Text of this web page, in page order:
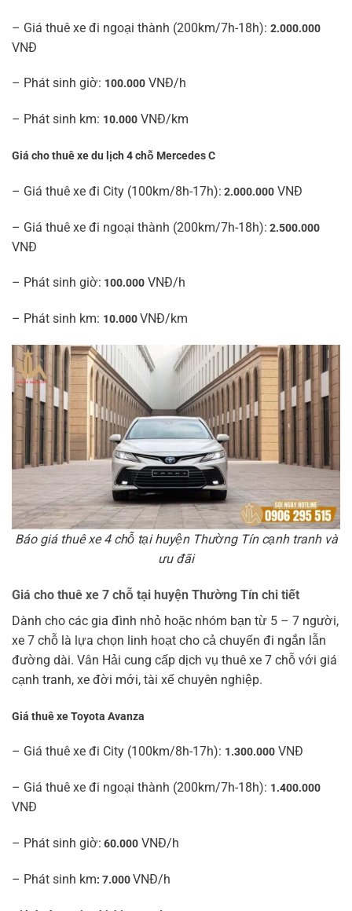
– Giá thuê xe đi ngoại thành (200km/7h-18h): 2.000.000
VNĐ
– Phát sinh giờ: 100.000 VNĐ/h
– Phát sinh km: 10.000 VNĐ/km
Giá cho thuê xe du lịch 4 chỗ Mercedes C
– Giá thuê xe đi City (100km/8h-17h): 2.000.000 VNĐ
– Giá thuê xe đi ngoại thành (200km/7h-18h): 2.500.000
VNĐ
– Phát sinh giờ: 100.000 VNĐ/h
– Phát sinh km: 10.000VNĐ/km
Báo giá thuê xe 4 chỗ tại huyện Thường Tín cạnh tranh và
ưu đãi
Giá cho thuê xe 7 chỗ tại huyện Thường Tín chi tiết
Dành cho các gia đình nhỏ hoặc nhóm bạn từ 5 – 7 người,
xe 7 chỗ là lựa chọn linh hoạt cho cả chuyến đi ngắn lẫn
đường dài. Vân Hải cung cấp dịch vụ thuê xe 7 chỗ với giá
cạnh tranh, xe đời mới, tài xế chuyên nghiệp.
Giá thuê xe Toyota Avanza
– Giá thuê xe đi City (100km/8h-17h): 1.300.000 VNĐ
– Giá thuê xe đi ngoại thành (200km/7h-18h): 1.400.000
VNĐ
– Phát sinh giờ: 60.000 VNĐ/h
– Phát sinh km: 7.000VNĐ/h